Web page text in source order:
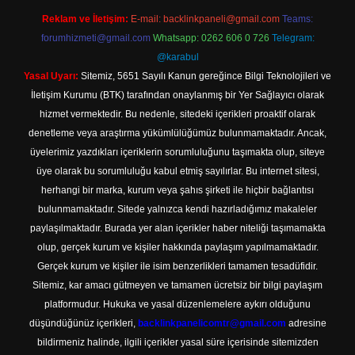
Reklam ve İletişim: E-mail: backlinkpaneli@gmail.com Teams:
forumhizmeti@gmail.com Whatsapp: 0262 606 0 726 Telegram:
@karabul
Yasal Uyarı: Sitemiz, 5651 Sayılı Kanun gereğince Bilgi Teknolojileri ve
İletişim Kurumu (BTK) tarafından onaylanmış bir Yer Sağlayıcı olarak
hizmet vermektedir. Bu nedenle, sitedeki içerikleri proaktif olarak
denetleme veya araştırma yükümlülüğümüz bulunmamaktadır. Ancak,
üyelerimiz yazdıkları içeriklerin sorumluluğunu taşımakta olup, siteye
üye olarak bu sorumluluğu kabul etmiş sayılırlar. Bu internet sitesi,
herhangi bir marka, kurum veya şahıs şirketi ile hiçbir bağlantısı
bulunmamaktadır. Sitede yalnızca kendi hazırladığımız makaleler
paylaşılmaktadır. Burada yer alan içerikler haber niteliği taşımamakta
olup, gerçek kurum ve kişiler hakkında paylaşım yapılmamaktadır.
Gerçek kurum ve kişiler ile isim benzerlikleri tamamen tesadüfidir.
Sitemiz, kar amacı gütmeyen ve tamamen ücretsiz bir bilgi paylaşım
platformudur. Hukuka ve yasal düzenlemelere aykırı olduğunu
düşündüğünüz içerikleri, backlinkpanelicomtr@gmail.com adresine
bildirmeniz halinde, ilgili içerikler yasal süre içerisinde sitemizden